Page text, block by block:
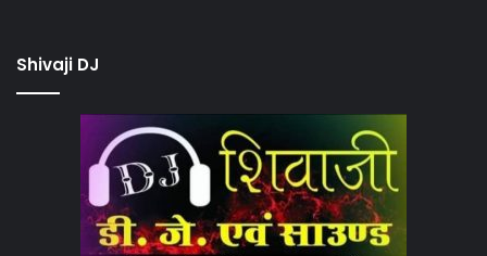
Shivaji DJ